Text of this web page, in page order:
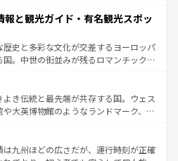
て風土や気候が異なるスペインはその個
照してほしい。
詰まっている。華麗な宮殿、歴史的な大
チ、そして豊かな自然が、訪れる者を心
た、フランスは美食の国としても知ら
はユネスコ無形文化遺産にも登録されて
畑など、多彩な楽しみ方が可能だ。さ
地域にも魅力が溢れており、どの街角に
が息づいている。パリ以外の個性あふ
。
報と観光ガイド・有名観光スポッ
歴史と多彩な文化が交差するヨーロッパ
国。中世の街並みが残るロマンチック街
どこを歩いても飽きることがない。ベ
気、バイエルン州のアルプスの絶景、そ
のワイン畑といった風景は必見。ビール
ひ体験してほしい。 なお、新着の
テンツ一覧を参照してほしい。
よき伝統と最先端が共存する国。ウェス
や大英博物館のようなランドマーク、歴
力がある。また、優雅なアフタヌーン
きにはたまらない英国パブ、サッカー観
は九州ほどの広さだが、運行時刻が正確